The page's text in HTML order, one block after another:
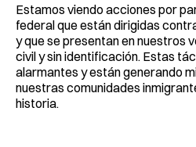
Estamos viendo acciones por
federal que están dirigidas
y que se presentan en nuestros
civil y sin identificación. Estas
alarmantes y están generando
nuestras comunidades
historia.